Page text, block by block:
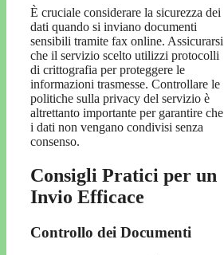
È cruciale considerare la sicurezza dei
dati quando si inviano documenti
sensibili tramite fax online. Assicurarsi
che il servizio scelto utilizzi protocolli
di crittografia per proteggere le
informazioni trasmesse. Controllare le
politiche sulla privacy del servizio è
altrettanto importante per garantire che
i dati non vengano condivisi senza
consenso.
Consigli Pratici per un
Invio Efficace
Controllo dei Documenti